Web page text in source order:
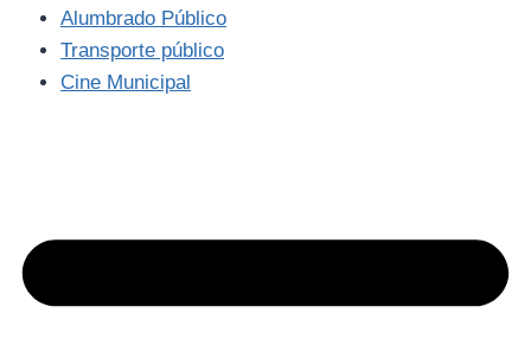
Alumbrado Público
Transporte público
Cine Municipal